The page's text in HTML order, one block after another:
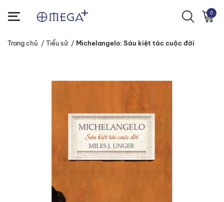
0
Trang chủ / Tiểu sử / Michelangelo: Sáu kiệt tác cuộc đời